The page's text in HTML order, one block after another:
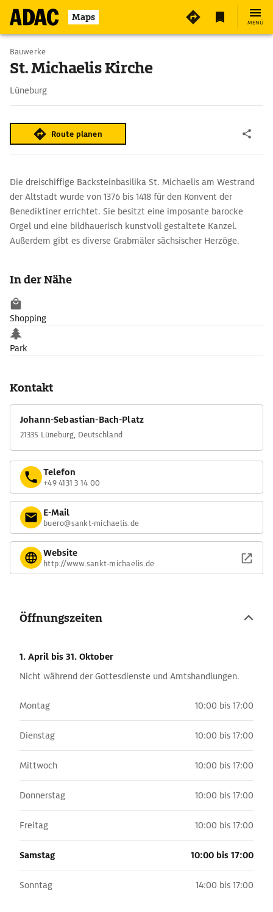
Maps MENÜ
Bauwerke
St. Michaelis Kirche
Lüneburg
Route planen
Die dreischiffige Backsteinbasilika St. Michaelis am Westrand
der Altstadt wurde von 1376 bis 1418 für den Konvent der
Benediktiner errichtet. Sie besitzt eine imposante barocke
Orgel und eine bildhauerisch kunstvoll gestaltete Kanzel.
Außerdem gibt es diverse Grabmäler sächsischer Herzöge.
In der Nähe
Shopping
Park
Kontakt
Johann-Sebastian-Bach-Platz
21335 Lüneburg, Deutschland
Telefon
+49 4131 3 14 00
E-Mail
buero@sankt-michaelis.de
Website
http://www.sankt-michaelis.de
Öffnungszeiten
1. April bis 31. Oktober
Nicht während der Gottesdienste und Amtshandlungen.
Montag 10:00 bis 17:00
Dienstag 10:00 bis 17:00
Mittwoch 10:00 bis 17:00
Donnerstag 10:00 bis 17:00
Freitag 10:00 bis 17:00
Samstag 10:00 bis 17:00
Sonntag 14:00 bis 17:00